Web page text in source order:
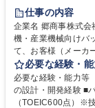
完全週休2日制
仕事の内容
企業名 郷商事株式会社 求人名 【東京/技術コーディネータ】成長分
機・産業機械向けバッテリー事業 仕事の内容
て、お客様（メーカ
様から実現したい要
報伝達し、開発業務を管理して頂
ドーザーやクレーン
中国工場となります
必要な経験・
必要な経験・能力等
の設計・開発経験 ■
（TOEIC600点）※技術に関す